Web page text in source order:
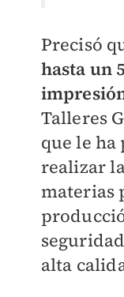
Precisó
hasta un
Talleres
que le
realizar
materias
alta